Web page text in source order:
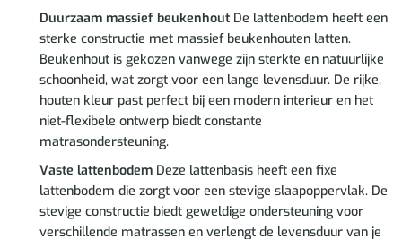
Duurzaam massief beukenhoutDe lattenbodem heeft een
sterke constructie met massief beukenhouten latten.
Beukenhout is gekozen vanwege zijn sterkte en natuurlijke
schoonheid, wat zorgt voor een lange levensduur. De rijke,
houten kleur past perfect bij een modern interieur en het
niet-flexibele ontwerp biedt constante
matrasondersteuning.
Vaste lattenbodemDeze lattenbasis heeft een fixe
lattenbodem die zorgt voor een stevige slaapoppervlak. De
stevige constructie biedt geweldige ondersteuning voor
verschillende matrassen en verlengt de levensduur van je